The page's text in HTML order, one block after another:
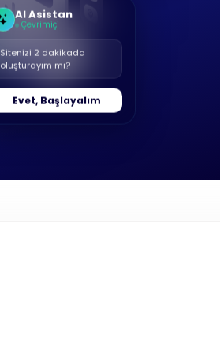
AI Asistan
Çevrimiçi
Sitenizi 2 dakikada
oluşturayım mı?
Evet, Başlayalım